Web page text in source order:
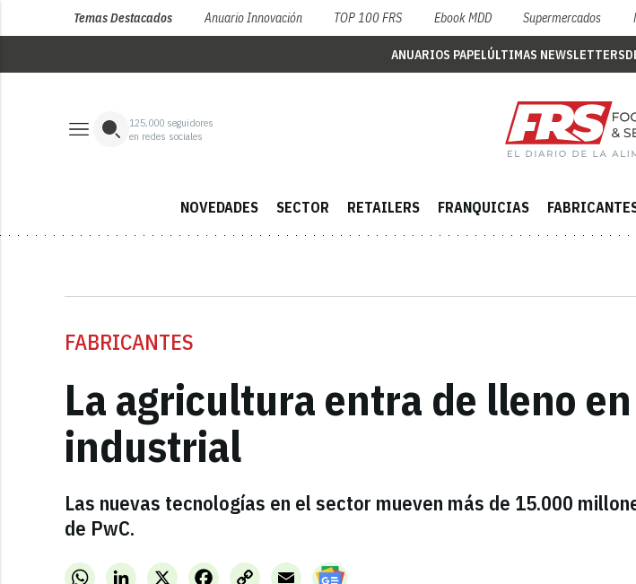
Temas Destacados Anuario Innovación TOP 100 FRS Ebook MDD Supermercados
ANUARIOS PAPELÚLTIMAS NEWSLETTERS
125,000 seguidores
en redes sociales
NOVEDADES SECTOR RETAILERS FRANQUICIAS
FABRICANTES
La agricultura entra de lleno
industrial
Las nuevas tecnologías en el sector mueven más de 15.000
de PwC.
WhatsAppLinkedInX FacebookCopy
Email